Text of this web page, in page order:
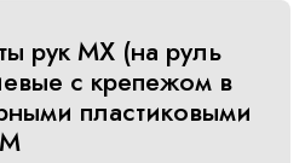
рук MX (на руль
с крепежом в
пластиковыми